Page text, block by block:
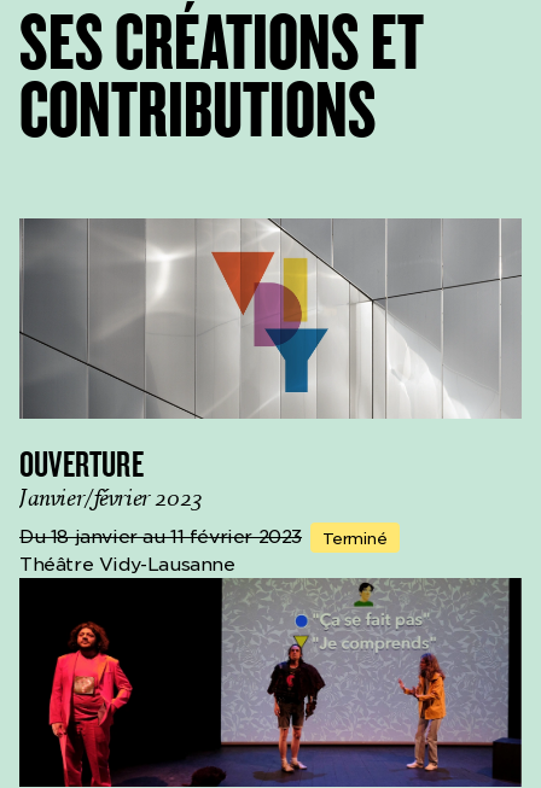
SES CRÉATIONS ET
CONTRIBUTIONS
OUVERTURE
Janvier/février 2023
Du 18 janvier au 11 février 2023 Terminé
Théâtre Vidy-Lausanne